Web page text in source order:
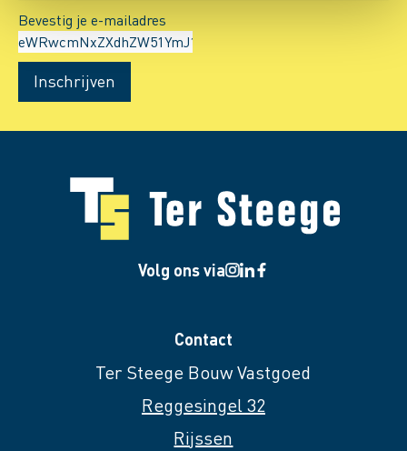
Bevestig je e-mailadres
Inschrijven
Volg ons via
Contact
Ter Steege Bouw Vastgoed
Reggesingel 32
Rijssen